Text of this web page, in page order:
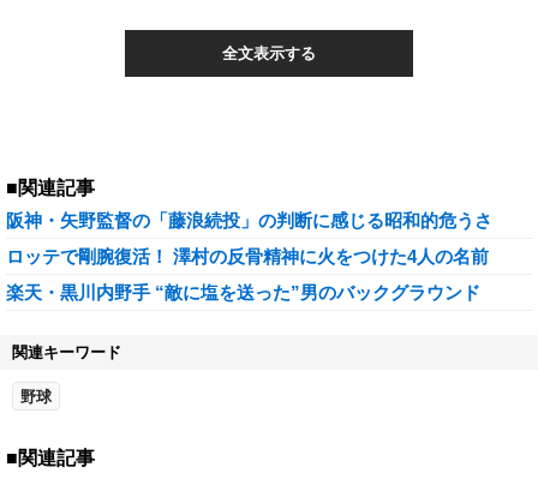
全文表示する
■関連記事
阪神・矢野監督の「藤浪続投」の判断に感じる昭和的危うさ
ロッテで剛腕復活！ 澤村の反骨精神に火をつけた4人の名前
楽天・黒川内野手 “敵に塩を送った”男のバックグラウンド
関連キーワード
野球
■関連記事